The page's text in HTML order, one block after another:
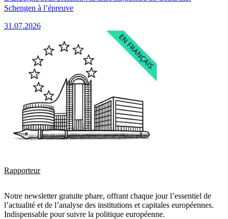
Schengen à l’épreuve
31.07.2026
Rapporteur
Notre newsletter gratuite phare, offrant chaque jour l’essentiel de
l’actualité et de l’analyse des institutions et capitales européennes.
Indispensable pour suivre la politique européenne.